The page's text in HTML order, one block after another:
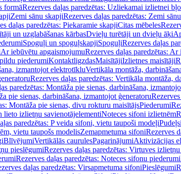
formāRezerves daļas paredzētas: Uzliekamai izlietnei
Zemi sānu skapjiRezerves daļas paredzētas: Zemi
daļas paredzētas: Piekaramie skapjiCitas mēbeles
un uzglabāšanas kārbasDvieļu turētāji un dvieļu āķi
Spoguļi un spoguļskapjiSpoguļiRezerves daļas
Ar iebūvētu apgaismojumuRezerves daļas paredzētas:
piederumiKontaktligzdasMaisītājiIzlietnes maisītāji
izmantojot elektrotīkluVertikāla montāža,
Rezerves daļas paredzētas: Vertikāla montāža,
paredzētas: Montāža pie sienas, darbināšana,
pie sienas, darbināšana, izmantojot ģeneratoru
Montāža pie sienas, divu rokturu maisītājsPiederumi
lieto izlietņu savienotājelementiNoteces sifoni izlietnēm
paredzētas: P veida sifoni, vietu taupoši modeļi
vietu taupošs modelisZemapmetuma sifoniRezerves
BlīvējumiVertikālās caurulesPagarinājumiAktivizācijas
pieslēgumiRezerves daļas paredzētas: Virtuves
Rezerves daļas paredzētas: Noteces sifonu piederumi
daļas paredzētas: Virsapmetuma sifoniPieslēgumi